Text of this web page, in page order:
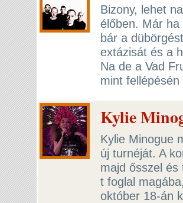
Bizony, lehet
élőben. Már
bár a
extázisát és a
Na de a Vad
mint
Kylie
Kylie Minogue
új turnéját. A
majd ősszel és
t foglal
október 18-án